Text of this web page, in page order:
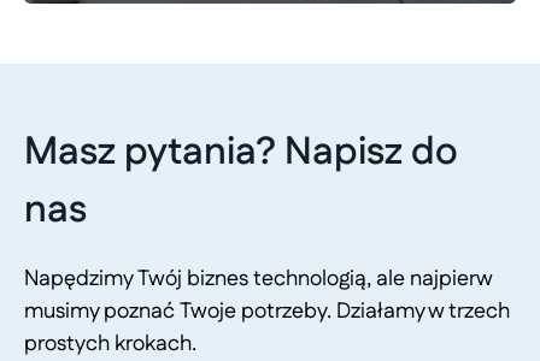
Masz pytania? Napisz do
nas
Napędzimy Twój biznes technologią, ale najpierw
musimy poznać Twoje potrzeby. Działamy w trzech
prostych krokach.